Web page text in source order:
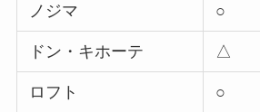
ノジマ ○
ドン・キホーテ △
ロフト ○